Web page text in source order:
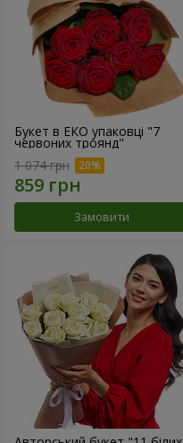
Букет в ЕКО упаковці "7
червоних троянд"
1 074 грн
Замовити